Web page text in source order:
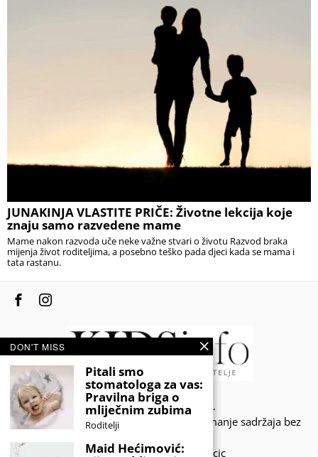
JUNAKINJA VLASTITE PRIČE: Životne lekcija koje
znaju samo razvedene mame
Mame nakon razvoda uče neke važne stvari o životu Razvod braka
mijenja život roditeljima, a posebno teško pada djeci kada se mama i
tata rastanu.
© 2020 - KIDSINFO.BA.
Sva prava zadržana. Zabranjeno preuzimanje sadržaja bez
Developed by Amar SIjercic
DON'T MISS
Pitali smo
stomatologa za vas:
Pravilna briga o
mliječnim zubima
Roditelji
Maid Hećimović: